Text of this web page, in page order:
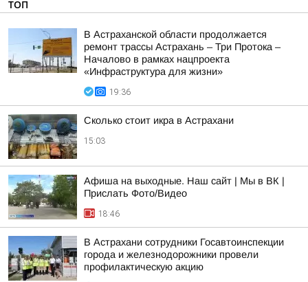
ТОП
В Астраханской области продолжается
ремонт трассы Астрахань – Три Протока –
Началово в рамках нацпроекта
«Инфраструктура для жизни»
19:36
Сколько стоит икра в Астрахани
15:03
Афиша на выходные. Наш сайт | Мы в ВК |
Прислать Фото/Видео
18:46
В Астрахани сотрудники Госавтоинспекции
города и железнодорожники провели
профилактическую акцию